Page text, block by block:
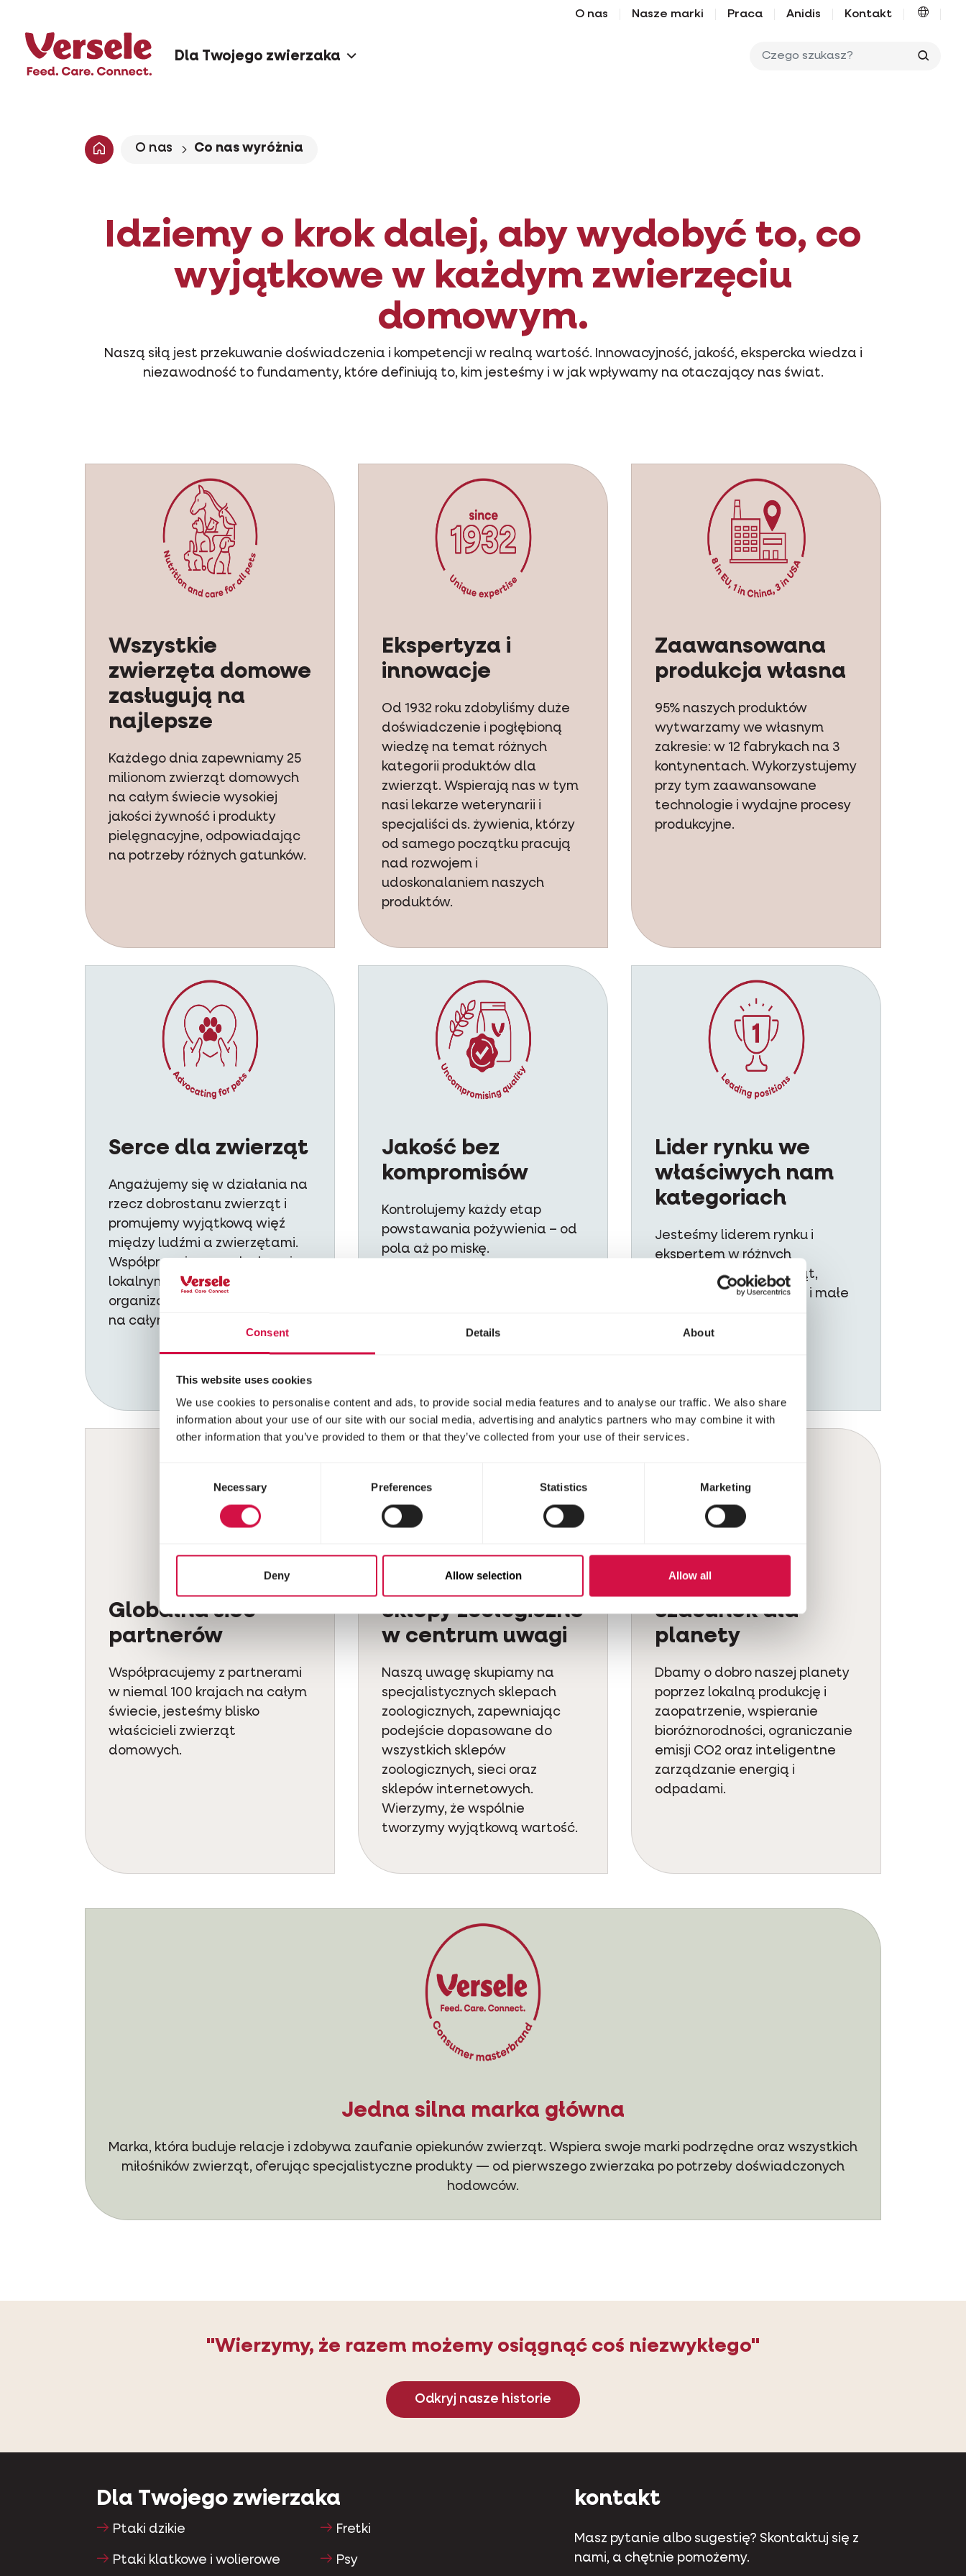
Consent Details About
This website uses cookies
We use cookies to personalise content and ads, to provide social media features and to analyse our traffic. We also share
information about your use of our site with our social media, advertising and analytics partners who may combine it with
other information that you’ve provided to them or that they’ve collected from your use of their services.
Necessary Preferences Statistics Marketing
Deny Allow selection Allow all
O nas Nasze marki Praca Anidis Kontakt
Dla Twojego zwierzaka
O nas Co nas wyróżnia
Idziemy o krok dalej, aby wydobyć to, co
wyjątkowe w każdym zwierzęciu
domowym.
Naszą siłą jest przekuwanie doświadczenia i kompetencji w realną wartość. Innowacyjność, jakość, ekspercka wiedza i
niezawodność to fundamenty, które definiują to, kim jesteśmy i w jak wpływamy na otaczający nas świat.
Wszystkie
zwierzęta domowe
zasługują na
najlepsze
Każdego dnia zapewniamy 25
milionom zwierząt domowych
na całym świecie wysokiej
jakości żywność i produkty
pielęgnacyjne, odpowiadając
na potrzeby różnych gatunków.
Ekspertyza i
innowacje
Od 1932 roku zdobyliśmy duże
doświadczenie i pogłębioną
wiedzę na temat różnych
kategorii produktów dla
zwierząt. Wspierają nas w tym
nasi lekarze weterynarii i
specjaliści ds. żywienia, którzy
od samego początku pracują
nad rozwojem i
udoskonalaniem naszych
produktów.
Zaawansowana
produkcja własna
95% naszych produktów
wytwarzamy we własnym
zakresie: w 12 fabrykach na 3
kontynentach. Wykorzystujemy
przy tym zaawansowane
technologie i wydajne procesy
produkcyjne.
Serce dla zwierząt
Angażujemy się w działania na
rzecz dobrostanu zwierząt i
promujemy wyjątkową więź
między ludźmi a zwierzętami.
Współpracujemy z władzami,
lokalnymi placówkami opieki i
organizacjami prozwierzęcymi
na całym świecie.
Jakość bez
kompromisów
Kontrolujemy każdy etap
powstawania pożywienia – od
pola aż po miskę.
podstawę wartościowego
Lider rynku we
właściwych nam
kategoriach
Jesteśmy liderem rynku i
ekspertem w różnych
produktach dla zwierząt,
takich jak ptaki, gołębie i małe
Globalna sieć
partnerów
Współpracujemy z partnerami
w niemal 100 krajach na całym
świecie, jesteśmy blisko
właścicieli zwierząt
domowych.
Sklepy zoologiczne
w centrum uwagi
Naszą uwagę skupiamy na
specjalistycznych sklepach
zoologicznych, zapewniając
podejście dopasowane do
wszystkich sklepów
zoologicznych, sieci oraz
sklepów internetowych.
Wierzymy, że wspólnie
tworzymy wyjątkową wartość.
Szacunek dla
planety
Dbamy o dobro naszej planety
poprzez lokalną produkcję i
zaopatrzenie, wspieranie
bioróżnorodności, ograniczanie
emisji CO2 oraz inteligentne
zarządzanie energią i
odpadami.
Jedna silna marka główna
Marka, która buduje relacje i zdobywa zaufanie opiekunów zwierząt. Wspiera swoje marki podrzędne oraz wszystkich
miłośników zwierząt, oferując specjalistyczne produkty — od pierwszego zwierzaka po potrzeby doświadczonych
hodowców.
"Wierzymy, że razem możemy osiągnąć coś niezwykłego"
Odkryj nasze historie
Dla Twojego zwierzaka
Ptaki dzikie
Ptaki klatkowe i wolierowe
Fretki
Psy
kontakt
Masz pytanie albo sugestię? Skontaktuj się z
nami, a chętnie pomożemy.